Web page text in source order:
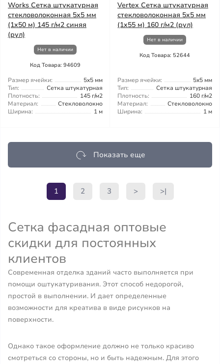
Works Сетка штукатурная
стекловолоконная 5x5 мм
(1x50 м) 145 г/м2 синяя
(рул)
Нет в наличии
Код Товара: 94609
Размер ячейки:
5x5 мм
Тип:
Сетка штукатурная
Плотность:
145 г/м2
Материал:
Стекловолокно
Ширина:
1 м
Vertex Сетка штукатурная
стекловолоконная 5x5 мм
(1x55 м) 160 г/м2 (рул)
Нет в наличии
Код Товара: 52644
Размер ячейки:
5x5 мм
Тип:
Сетка штукатурная
Плотность:
160 г/м2
Материал:
Стекловолокно
Ширина:
1 м
Показать еще
1 2 3 > >|
Сетка фасадная оптовые
скидки для постоянных
клиентов
Современная отделка зданий часто выполняется при
помощи оштукатуривания. Этот способ недорогой,
простой в выполнении. И дает определенные
возможности для креатива в виде рисунков на
поверхности.
Однако такое оформление должно не только красиво
смотреться со стороны, но и быть надежным. Для этого